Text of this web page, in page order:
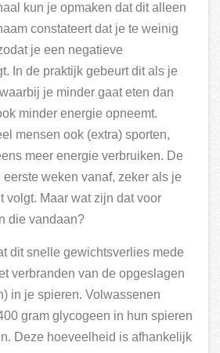
kun je opmaken dat dit alleen
constateert dat je te weinig
je een negatieve
In de praktijk gebeurt dit als je
je minder gaat eten dan
minder energie opneemt.
mensen ook (extra) sporten,
meer energie verbruiken. De
eerste weken vanaf, zeker als je
volgt. Maar wat zijn dat voor
die vandaan?
dit snelle gewichtsverlies mede
verbranden van de opgeslagen
in je spieren. Volwassenen
gram glycogeen in hun spieren
Deze hoeveelheid is afhankelijk